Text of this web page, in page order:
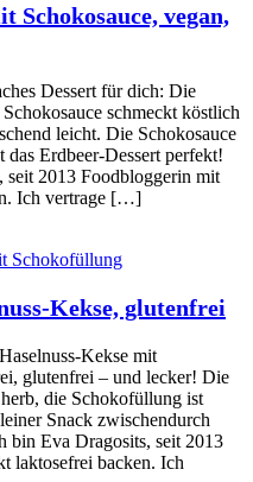
Schokosauce, vegan,
Dessert für dich: Die
schmeckt köstlich
leicht. Die Schokosauce
das Erdbeer-Dessert perfekt!
seit 2013 Foodbloggerin mit
Ich vertrage […]
Kekse, glutenfrei
Kekse mit
glutenfrei – und lecker! Die
die Schokofüllung ist
Snack zwischendurch
bin Eva Dragosits, seit 2013
laktosefrei backen. Ich